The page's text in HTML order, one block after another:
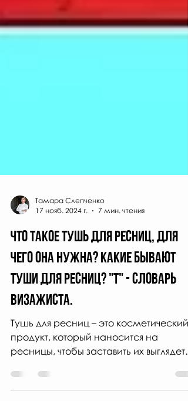
Тамара Слепченко
17 нояб. 2024 г.
7 мин. чтения
Что такое тушь для ресниц, для
чего она нужна? Какие бывают
туши для ресниц? "Т" - СЛОВАРЬ
визажиста.
продукт, который наносится на
ресницы, чтобы заставить их выглядеть